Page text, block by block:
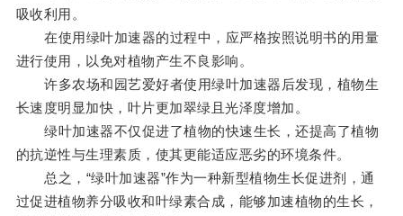
吸收利用。
在使用绿叶加速器的过程中，应严格按照说明书的用量
进行使用，以免对植物产生不良影响。
许多农场和园艺爱好者使用绿叶加速器后发现，植物生
长速度明显加快，叶片更加翠绿且光泽度增加。
绿叶加速器不仅促进了植物的快速生长，还提高了植物
的抗逆性与生理素质，使其更能适应恶劣的环境条件。
总之，“绿叶加速器”作为一种新型植物生长促进剂，通
过促进植物养分吸收和叶绿素合成，能够加速植物的生长，